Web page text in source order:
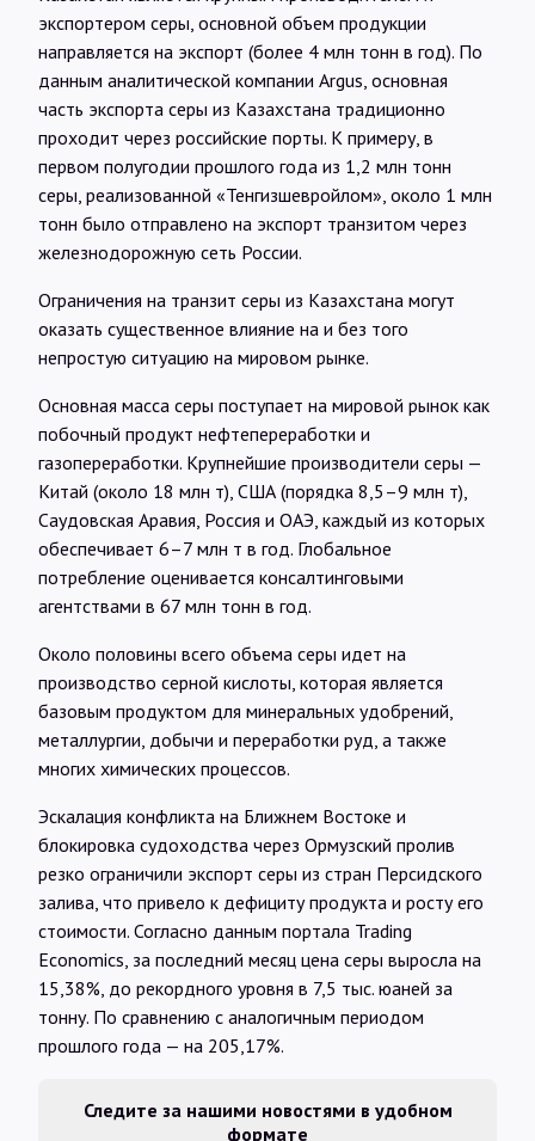
экспортером серы, основной объем продукции
направляется на экспорт (более 4 млн тонн в год). По
данным аналитической компании Argus, основная
часть экспорта серы из Казахстана традиционно
проходит через российские порты. К примеру, в
первом полугодии прошлого года из 1,2 млн тонн
серы, реализованной «Тенгизшевройлом», около 1 млн
тонн было отправлено на экспорт транзитом через
железнодорожную сеть России.
Ограничения на транзит серы из Казахстана могут
оказать существенное влияние на и без того
непростую ситуацию на мировом рынке.
Основная масса серы поступает на мировой рынок как
побочный продукт нефтепереработки и
газопереработки. Крупнейшие производители серы —
Китай (около 18 млн т), США (порядка 8,5–9 млн т),
Саудовская Аравия, Россия и ОАЭ, каждый из которых
обеспечивает 6–7 млн т в год. Глобальное
потребление оценивается консалтинговыми
агентствами в 67 млн тонн в год.
Около половины всего объема серы идет на
производство серной кислоты, которая является
базовым продуктом для минеральных удобрений,
металлургии, добычи и переработки руд, а также
многих химических процессов.
Эскалация конфликта на Ближнем Востоке и
блокировка судоходства через Ормузский пролив
резко ограничили экспорт серы из стран Персидского
залива, что привело к дефициту продукта и росту его
стоимости. Согласно данным портала Trading
Economics, за последний месяц цена серы выросла на
15,38%, до рекордного уровня в 7,5 тыс. юаней за
тонну. По сравнению с аналогичным периодом
прошлого года — на 205,17%.
Следите за нашими новостями в удобном
формате